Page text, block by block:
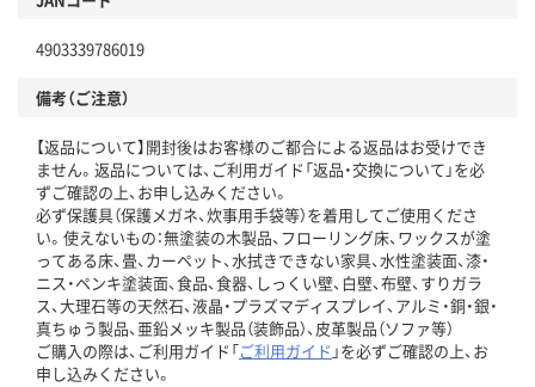
4903339786019
備考（ご注意）
【返品について】開封後はお客様のご都合による返品はお受けでき
ません。返品については、ご利用ガイド「返品・交換について」を必
ずご確認の上、お申し込みください。
必ず保護具（保護メガネ、炊事用手袋等）を着用してご使用くださ
い。使えないもの：無塗装の木製品、フローリング床、ワックスが塗
ってある床、畳、カーペット、水拭きできない家具、水性塗装面、漆・
ニス・ペンキ塗装面、食品、食器、しっくい壁、白壁、布壁、すりガラ
ス、大理石等の天然石、液晶・プラズマディスプレイ、アルミ・銅・銀・
真ちゅう製品、亜鉛メッキ製品（装飾品）、皮革製品（ソファ等）
ご購入の際は、ご利用ガイド「ご利用ガイド 」を必ずご確認の上、お
申し込みください。